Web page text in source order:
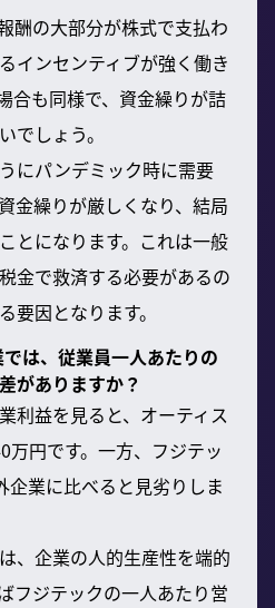
酬の大部分が株式で支払わ
インセンティブが強く働き
合も同様で、資金繰りが詰
でしょう。
にパンデミック時に需要
金繰りが厳しくなり、結局
とになります。これは一般
金で救済する必要があるの
要因となります。
は、従業員一人あたりの
がありますか？
利益を見ると、オーティス
円です。一方、フジテッ
企業に比べると見劣りしま
、企業の人的生産性を端的
フジテックの一人あたり営